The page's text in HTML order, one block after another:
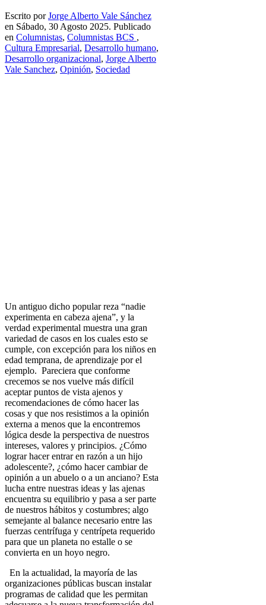
Escrito porJorge Alberto Vale Sánchez
en Sábado, 30 Agosto 2025. Publicado
en Columnistas, Columnistas BCS ,
Cultura Empresarial, Desarrollo humano,
Desarrollo organizacional, Jorge Alberto
Vale Sanchez, Opinión, Sociedad
Un antiguo dicho popular reza “nadie
experimenta en cabeza ajena”, y la
verdad experimental muestra una gran
variedad de casos en los cuales esto se
cumple, con excepción para los niños en
edad temprana, de aprendizaje por el
ejemplo. Pareciera que conforme
crecemos se nos vuelve más difícil
aceptar puntos de vista ajenos y
recomendaciones de cómo hacer las
cosas y que nos resistimos a la opinión
externa a menos que la encontremos
lógica desde la perspectiva de nuestros
intereses, valores y principios. ¿Cómo
lograr hacer entrar en razón a un hijo
adolescente?, ¿cómo hacer cambiar de
opinión a un abuelo o a un anciano? Esta
lucha entre nuestras ideas y las ajenas
encuentra su equilibrio y pasa a ser parte
de nuestros hábitos y costumbres; algo
semejante al balance necesario entre las
fuerzas centrífuga y centrípeta requerido
para que un planeta no estalle o se
convierta en un hoyo negro.
En la actualidad, la mayoría de las
organizaciones públicas buscan instalar
programas de calidad que les permitan